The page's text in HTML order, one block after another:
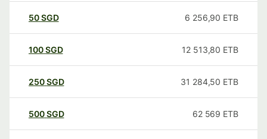
50SGD 6 256,90 ETB
100SGD 12 513,80 ETB
250SGD 31 284,50 ETB
500SGD 62 569 ETB